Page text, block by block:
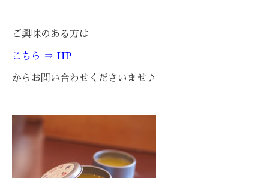
ご興味のある方は
こちら ⇒ HP
からお問い合わせくださいませ♪